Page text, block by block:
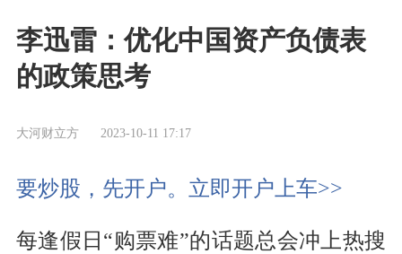
李迅雷：优化中国资产负债表
的政策思考
大河财立方 2023-10-11 17:17
要炒股，先开户。立即开户上车>>
每逢假日“购票难”的话题总会冲上热搜